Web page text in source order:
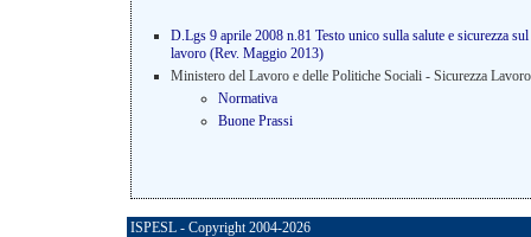
D.Lgs 9 aprile 2008 n.81 Testo unico sulla salute e sicurezza sul
lavoro (Rev. Maggio 2013)
Ministero del Lavoro e delle Politiche Sociali - Sicurezza Lavoro
Normativa
Buone Prassi
ISPESL - Copyright 2004-2026